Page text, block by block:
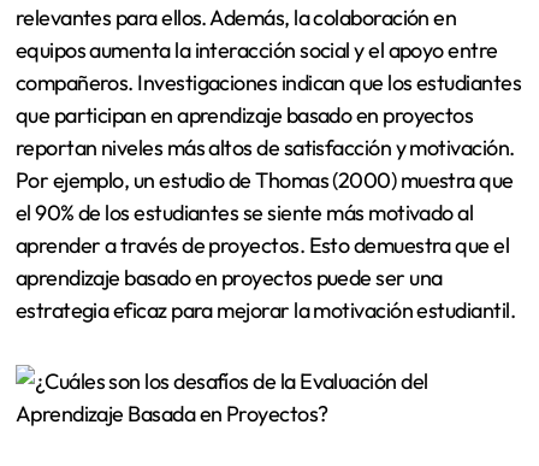
relevantes para ellos. Además, la colaboración en
equipos aumenta la interacción social y el apoyo entre
compañeros. Investigaciones indican que los estudiantes
que participan en aprendizaje basado en proyectos
reportan niveles más altos de satisfacción y motivación.
Por ejemplo, un estudio de Thomas (2000) muestra que
el 90% de los estudiantes se siente más motivado al
aprender a través de proyectos. Esto demuestra que el
aprendizaje basado en proyectos puede ser una
estrategia eficaz para mejorar la motivación estudiantil.